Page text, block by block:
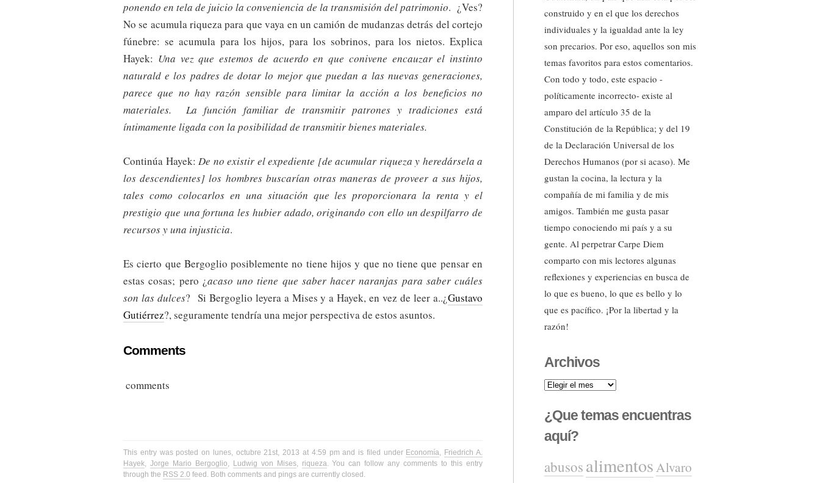
ponendo en tela de juicio la conveniencia de la transmisión del patrimonio. ¿Ves?
No se acumula riqueza para que vaya en un camión de mudanzas detrás del cortejo
fúnebre: se acumula para los hijos, para los sobrinos, para los nietos. Explica
Hayek: Una vez que estemos de acuerdo en que conivene encauzar el instinto
naturald e los padres de dotar lo mejor que puedan a las nuevas generaciones,
parece que no hay razón sensible para limitar la acción a los beneficios no
materiales. La función familiar de transmitir patrones y tradiciones está
íntimamente ligada con la posibilidad de transmitir bienes materiales.
Continúa Hayek: De no existir el expediente [de acumular riqueza y heredársela a
los descendientes] los hombres buscarían otras maneras de proveer a sus hijos,
tales como colocarlos en una situación que les proporcionara la renta y el
prestigio que una fortuna les hubier adado, originando con ello un despilfarro de
recursos y una injusticia.
Es cierto que Bergoglio posiblemente no tiene hijos y que no tiene que pensar en
estas cosas; pero ¿acaso uno tiene que saber hacer naranjas para saber cuáles
son las dulces? Si Bergoglio leyera a Mises y a Hayek, en vez de leer a..¿Gustavo
Gutiérrez?, seguramente tendría una mejor perspectiva de estos asuntos.
Comments
comments
This entry was posted on lunes, octubre 21st, 2013 at 4:59 pm and is filed under Economía, Friedrich A.
Hayek, Jorge Mario Bergoglio, Ludwig von Mises, riqueza. You can follow any comments to this entry
through the RSS 2.0 feed. Both comments and pings are currently closed.
construido y en el que los derechos
individuales y la igualdad ante la ley
son precarios. Por eso, aquellos son mis
temas favoritos para estos comentarios.
Con todo y todo, este espacio -
políticamente incorrecto- existe al
amparo del artículo 35 de la
Constitución de la República; y del 19
de la Declaración Universal de los
Derechos Humanos (por si acaso). Me
gustan la cocina, la lectura y la
compañía de mi familia y de mis
amigos. También me gusta pasar
tiempo conociendo mi país y a su
gente. Al perpetrar Carpe Diem
comparto con mis lectores algunas
reflexiones y experiencias en busca de
lo que es bueno, lo que es bello y lo
que es pacífico. ¡Por la libertad y la
razón!
Archivos
Archivos
¿Que temas encuentras
aquí?
abusos alimentosAlvaro